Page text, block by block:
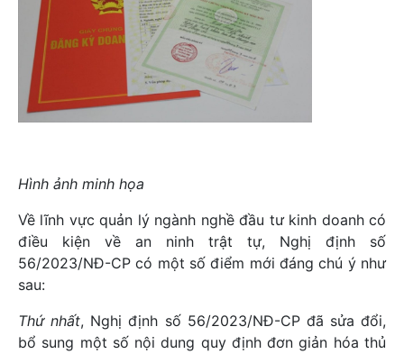
Hình ảnh minh họa
Về lĩnh vực quản lý ngành nghề đầu tư kinh doanh có
điều kiện về an ninh trật tự, Nghị định số
56/2023/NĐ-CP có một số điểm mới đáng chú ý như
sau:
Thứ nhất, Nghị định số 56/2023/NĐ-CP đã sửa đổi,
bổ sung một số nội dung quy định đơn giản hóa thủ